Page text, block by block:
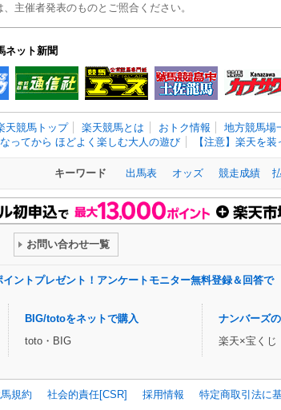
主催者発表のものとご照合ください。
ネット新聞
天競馬トップ 楽天競馬とは おトク情報 地方競馬場
ってから ほどよく楽しむ大人の遊び
【注意】楽天を
キーワード 出馬表 オッズ 競走成績
お問い合わせ一覧
イントプレゼント！アンケートモニター無料登録＆回答
BIG/totoをネットで購入
toto・BIG
ナンバーズ
楽天×宝くじ
規約 社会的責任[CSR] 採用情報
特定商取引法に